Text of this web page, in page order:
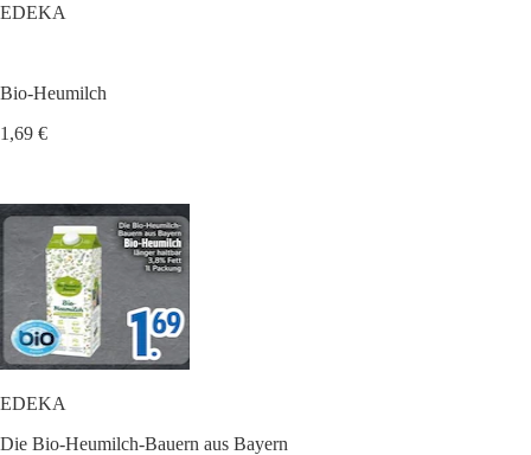
EDEKA
Bio-Heumilch
1,69 €
EDEKA
Die Bio-Heumilch-Bauern aus Bayern